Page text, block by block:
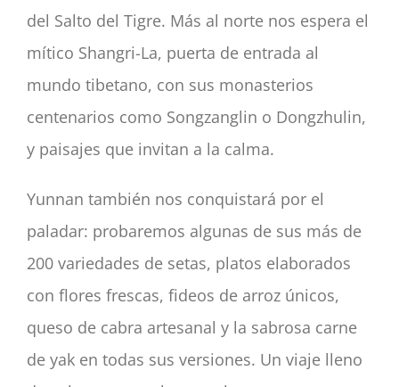
del Salto del Tigre. Más al norte nos espera el
mítico Shangri-La, puerta de entrada al
mundo tibetano, con sus monasterios
centenarios como Songzanglin o Dongzhulin,
y paisajes que invitan a la calma.
Yunnan también nos conquistará por el
paladar: probaremos algunas de sus más de
200 variedades de setas, platos elaborados
con flores frescas, fideos de arroz únicos,
queso de cabra artesanal y la sabrosa carne
de yak en todas sus versiones. Un viaje lleno